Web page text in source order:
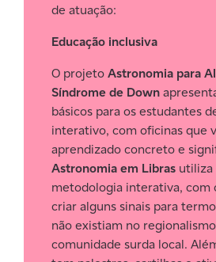
de atuação:
Educação inclusiva
O projetoAstronomia para
Síndrome de Down
básicos para os estudantes
interativo, com oficinas que
aprendizado concreto e
Astronomia em Libras utiliza
metodologia interativa, com
criar alguns sinais para
não existiam no
comunidade surda local.